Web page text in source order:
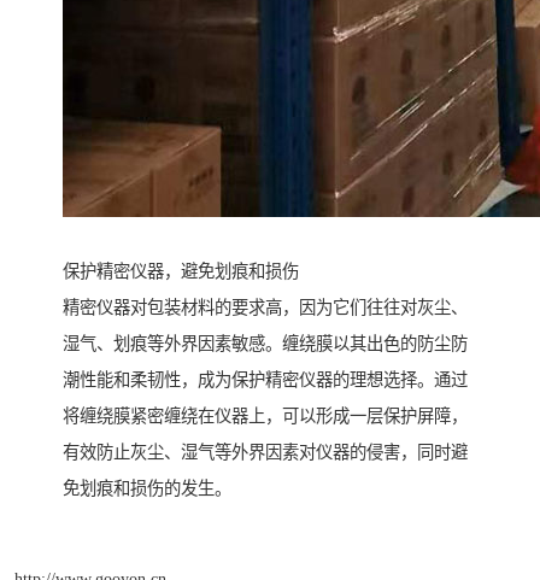
保护精密仪器，避免划痕和损伤
精密仪器对包装材料的要求高，因为它们往往对灰尘、
湿气、划痕等外界因素敏感。缠绕膜以其出色的防尘防
潮性能和柔韧性，成为保护精密仪器的理想选择。通过
将缠绕膜紧密缠绕在仪器上，可以形成一层保护屏障，
有效防止灰尘、湿气等外界因素对仪器的侵害，同时避
免划痕和损伤的发生。